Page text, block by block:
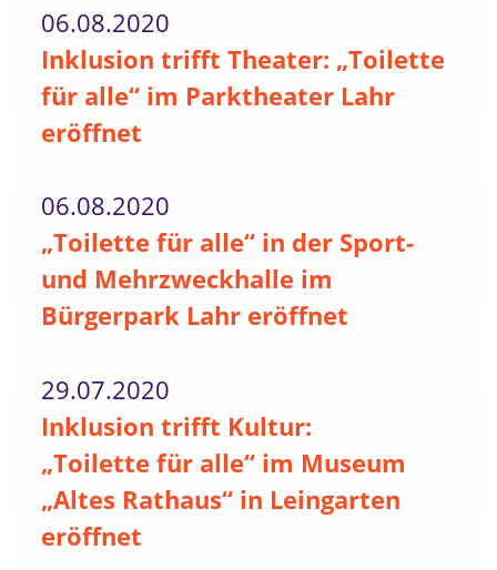
06.08.2020
Inklusion trifft Theater: „Toilette
für alle“ im Parktheater Lahr
eröffnet
06.08.2020
„Toilette für alle“ in der Sport-
und Mehrzweckhalle im
Bürgerpark Lahr eröffnet
29.07.2020
Inklusion trifft Kultur:
„Toilette für alle“ im Museum
„Altes Rathaus“ in Leingarten
eröffnet